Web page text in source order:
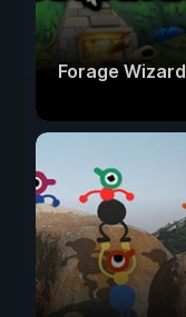
Forage Wizard